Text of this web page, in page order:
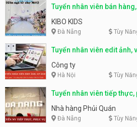
Tuyển nhân viên bán
KIBO KIDS
Đà Nẵng Tùy
Tuyển nhân viên edit ảnh,
Công ty
Hà Nội Tùy
Tuyển nhân viên tiếp thực,
Nhà hàng Phủi Quán
Đà Nẵng Tùy